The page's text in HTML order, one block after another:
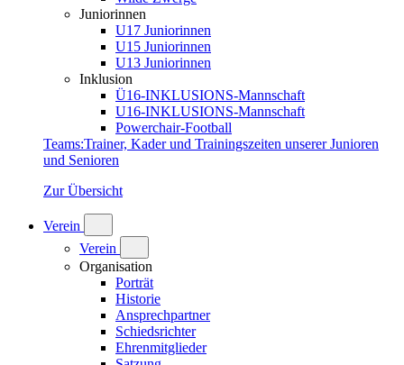
Juniorinnen
U17 Juniorinnen
U15 Juniorinnen
U13 Juniorinnen
Inklusion
Ü16-INKLUSIONS-Mannschaft
U16-INKLUSIONS-Mannschaft
Powerchair-Football
Teams:Trainer, Kader und Trainingszeiten unserer Junioren
und Senioren
Zur Übersicht
Verein
Verein
Organisation
Porträt
Historie
Ansprechpartner
Schiedsrichter
Ehrenmitglieder